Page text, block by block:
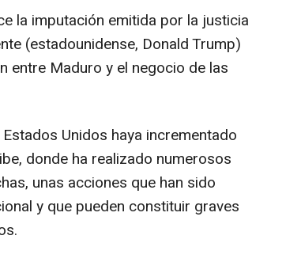
la imputación emitida por la justicia
(estadounidense, Donald Trump)
entre Maduro y el negocio de las
Unidos haya incrementado
donde ha realizado numerosos
unas acciones que han sido
y que pueden constituir graves